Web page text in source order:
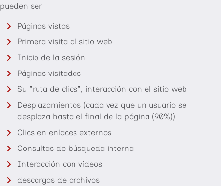
pueden ser
Páginas vistas
Primera visita al sitio web
Inicio de la sesión
Páginas visitadas
Su "ruta de clics", interacción con el sitio web
Desplazamientos (cada vez que un usuario se
desplaza hasta el final de la página (90%))
Clics en enlaces externos
Consultas de búsqueda interna
Interacción con vídeos
descargas de archivos